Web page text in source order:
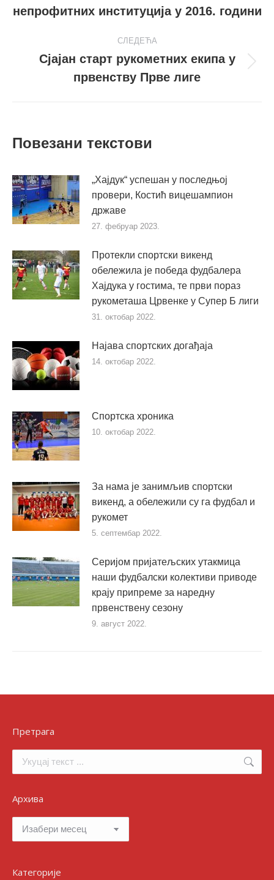
непрофитних институција у 2016. години
СЛЕДЕЋА
пост
Сјајан старт рукометних екипа у
првенству Прве лиге
Повезани текстови
„Хајдук“ успешан у последњој
провери, Костић вицешампион
државе
27. фебруар 2023.
Протекли спортски викенд
обележила је победа фудбалера
Хајдука у гостима, те први пораз
рукометаша Црвенке у Супер Б лиги
31. октобар 2022.
Најава спортских догађаја
14. октобар 2022.
Спортска хроника
10. октобар 2022.
За нама је занимљив спортски
викенд, а обележили су га фудбал и
рукомет
5. септембар 2022.
Серијом пријатељских утакмица
наши фудбалски колективи приводе
крају припреме за наредну
првенствену сезону
9. август 2022.
Претрага
Архива
Категорије